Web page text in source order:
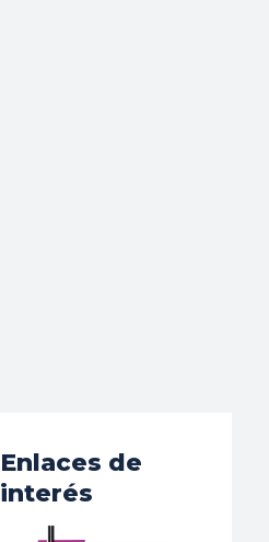
Enlaces de
interés